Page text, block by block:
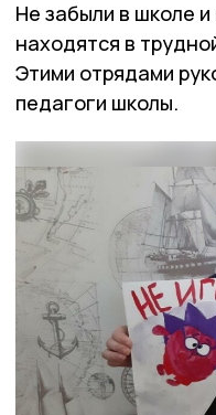
Не забыли в школе
находятся в
Этими отрядами
педагоги школы.